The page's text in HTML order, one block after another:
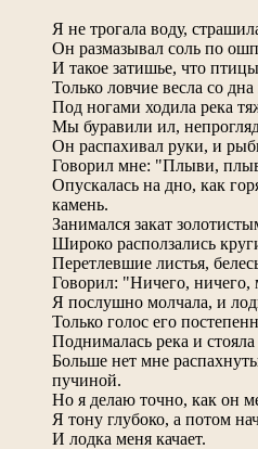
Я не трогала воду,
Он размазывал соль по
И такое затишье, что
Только ловчие весла со
Под ногами ходила река
Мы буравили ил,
Он распахивал руки, и
Говорил мне: "Плыви,
Опускалась на дно, как
камень.
Занимался закат
Широко расползались
Перетлевшие листья,
Говорил: "Ничего, ничего,
Я послушно молчала, и
Только голос его
Поднималась река и
Больше нет мне
пучиной.
Но я делаю точно, как он
Я тону глубоко, а потом
И лодка меня качает.